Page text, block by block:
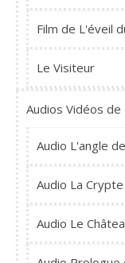
Film de L'éveil
Le Visiteur
Audios Vidéos de
Audio L'angle
Audio La Crypte
Audio Le